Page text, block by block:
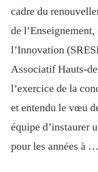
cadre du
de
l’Innovation
Associatif Hauts-
l’exercice de la
et entendu le vœu
équipe d’instaurer
pour les années à …